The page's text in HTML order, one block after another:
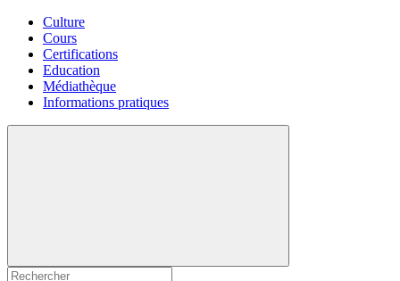
Culture
Cours
Certifications
Education
Médiathèque
Informations pratiques